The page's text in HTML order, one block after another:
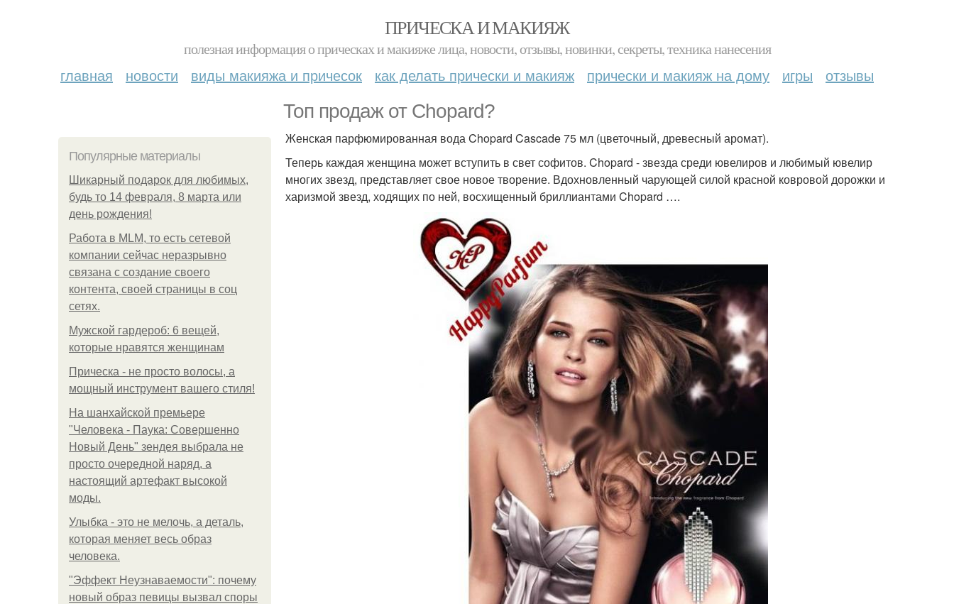
ПРИЧЕСКА И МАКИЯЖ
полезная информация о прическах и макияже лица, новости, отзывы, новинки, секреты, техника нанесения
главная новости виды макияжа и причесок как делать прически и макияж прически и макияж на дому игры отзывы
Топ продаж от Chopard?
Популярные материалы
Шикарный подарок для любимых,
будь то 14 февраля, 8 марта или
день рождения!
Работа в MLM, то есть сетевой
компании сейчас неразрывно
связана с создание своего
контента, своей страницы в соц
сетях.
Мужской гардероб: 6 вещей,
которые нравятся женщинам
Прическа - не просто волосы, а
мощный инструмент вашего стиля!
На шанхайской премьере
"Человека - Паука: Совершенно
Новый День" зендея выбрала не
просто очередной наряд, а
настоящий артефакт высокой
моды.
Улыбка - это не мелочь, а деталь,
которая меняет весь образ
человека.
"Эффект Неузнаваемости": почему
новый образ певицы вызвал споры
Женская парфюмированная вода Chopard Cascade 75 мл (цветочный, древесный аромат).
Теперь каждая женщина может вступить в свет софитов. Chopard - звезда среди ювелиров и любимый ювелир
многих звезд, представляет свое новое творение. Вдохновленный чарующей силой красной ковровой дорожки и
харизмой звезд, ходящих по ней, восхищенный бриллиантами Chopard ….